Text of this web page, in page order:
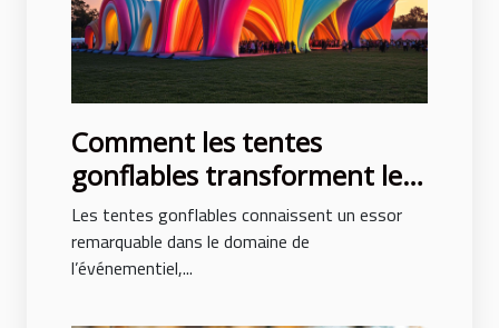
Comment les tentes
gonflables transforment les
événements en spectacles
Les tentes gonflables connaissent un essor
remarquable dans le domaine de
l’événementiel,...